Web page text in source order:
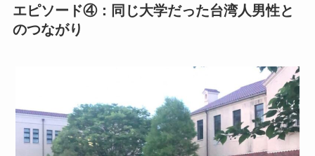
エピソード④：同じ大学だった台湾人男性と
のつながり